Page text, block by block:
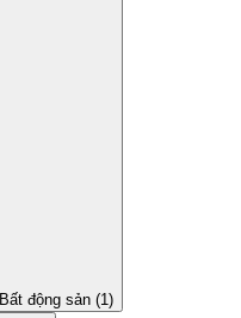
Bất động sản (1)